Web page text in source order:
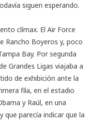
siguen esperando.
clímax. El Air Force
Rancho Boyeros y, poco
Bay. Por segunda
Grandes Ligas viajaba a
de exhibición ante la
fila, en el estadio
y Raúl, en una
que parecía indicar que la